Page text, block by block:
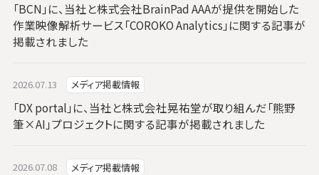
「BCN」に、当社と株式会社BrainPad AAAが提供を開始した
作業映像解析サービス「COROKO Analytics」に関する記事が
掲載されました
2026.07.13 メディア掲載情報
「DX portal」に、当社と株式会社晃祐堂が取り組んだ「熊野
筆×AI」プロジェクトに関する記事が掲載されました
2026.07.08 メディア掲載情報